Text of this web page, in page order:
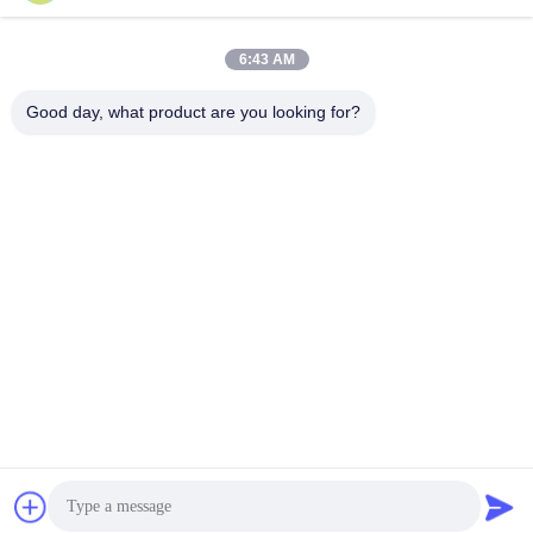
6:43 AM
Good day, what product are you looking for?